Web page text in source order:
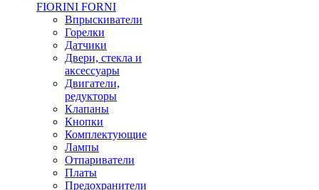
FIORINI FORNI
Впрыскиватели
Горелки
Датчики
Двери, стекла и
аксессуары
Двигатели,
редукторы
Клапаны
Кнопки
Комплектующие
Лампы
Отпариватели
Платы
Предохранители